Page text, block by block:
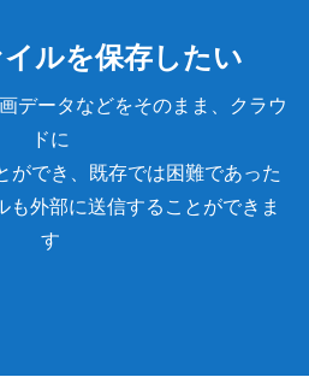
ルを保存したい
データなどをそのまま、クラウ
ドに
ができ、既存では困難であった
も外部に送信することができま
す